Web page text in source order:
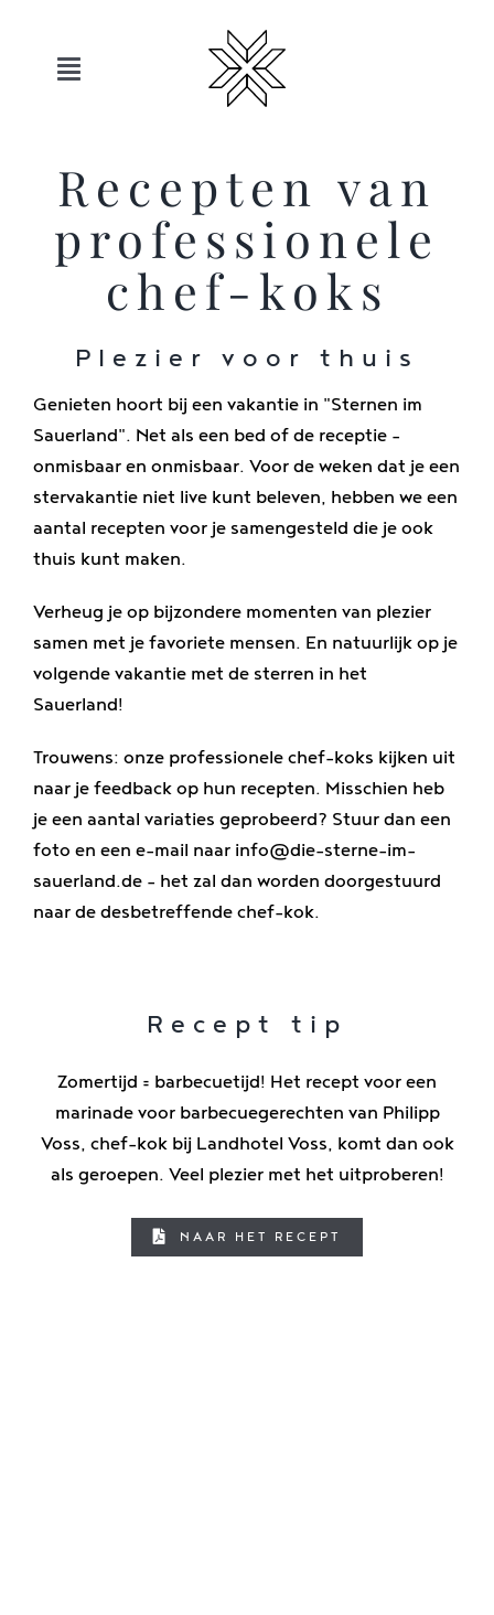
inhoudToggle
Sauerland
Aanbiedingen
Beweging
Ontspanning
Recepten van
professionele
chef-koks
Plezier voor thuis
Genieten hoort bij een vakantie in "Sternen im
Sauerland". Net als een bed of de receptie -
onmisbaar en onmisbaar. Voor de weken dat je een
stervakantie niet live kunt beleven, hebben we een
aantal recepten voor je samengesteld die je ook
thuis kunt maken.
Verheug je op bijzondere momenten van plezier
samen met je favoriete mensen. En natuurlijk op je
volgende vakantie met de sterren in het
Sauerland!
Trouwens: onze professionele chef-koks kijken uit
naar je feedback op hun recepten. Misschien heb
je een aantal variaties geprobeerd? Stuur dan een
foto en een e-mail naar info@die-sterne-im-
sauerland.de - het zal dan worden doorgestuurd
naar de desbetreffende chef-kok.
Recept tip
Zomertijd = barbecuetijd! Het recept voor een
marinade voor barbecuegerechten van Philipp
Voss, chef-kok bij Landhotel Voss, komt dan ook
als geroepen. Veel plezier met het uitproberen!
NAAR HET RECEPT